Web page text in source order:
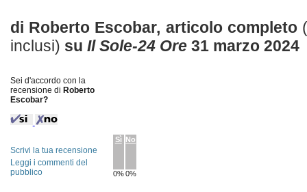
di Roberto Escobar, articolo completo
inclusi) su Il Sole-24 Ore31 marzo 2024
Sei d'accordo con la
recensione di Roberto
Escobar?
Sì
0%
No
0%
Scrivi la tua recensione
Leggi i commenti del
pubblico